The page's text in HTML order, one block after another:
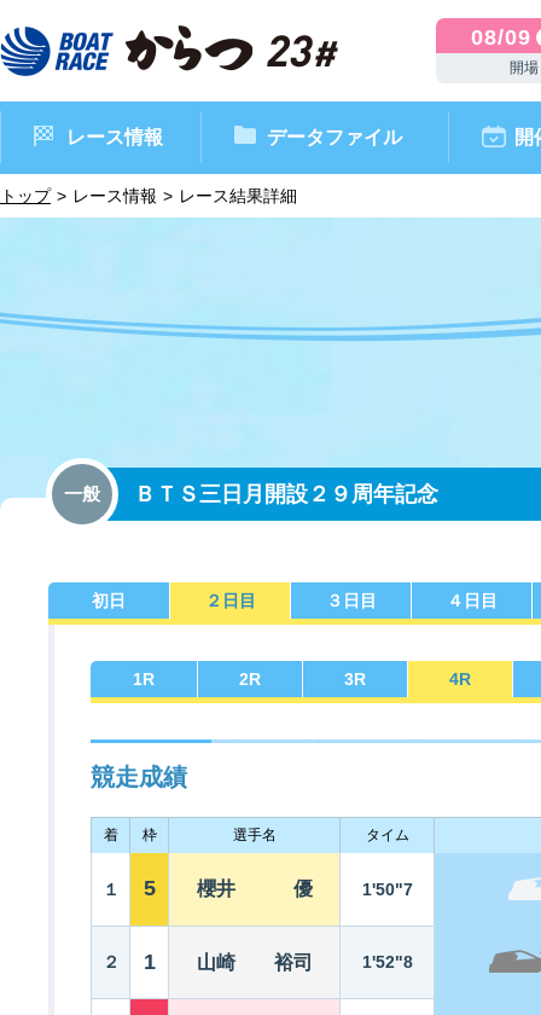
08/09
開場
レース情報
今節の進入コース別成績
今節出場選手のマル得情報
データファイル
佐賀支部選手一覧 記念競走優勝選手一覧
開
トップ レース情報 レース結果詳細
一般 ＢＴＳ三日月開設２９周年記念
初日 ２日目 ３日目 ４日目
1R 2R 3R 4R
競走成績
着 枠 選手名 タイム
１ 5 櫻井 優 1'50"7
２ 1 山崎 裕司 1'52"8